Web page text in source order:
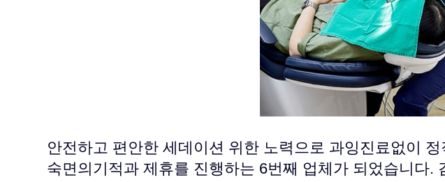
안전하고 편안한 세데이션 위한 노력으로 과잉진료없이
숙면의기적과 제휴를 진행하는 6번째 업체가 되었습니다.